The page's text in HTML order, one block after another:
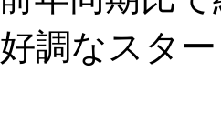
調なスタ